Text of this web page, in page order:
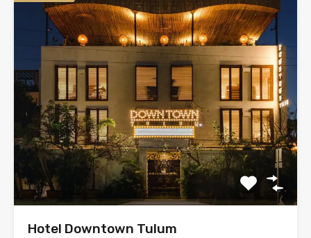
Hotel Downtown Tulum